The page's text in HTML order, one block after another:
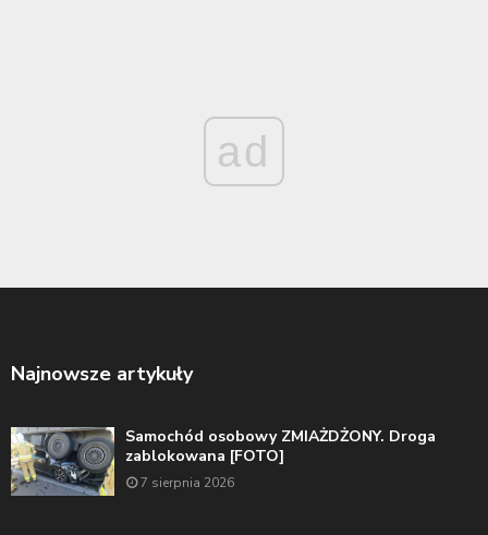
ad
Najnowsze artykuły
Samochód osobowy ZMIAŻDŻONY. Droga
zablokowana [FOTO]
7 sierpnia 2026